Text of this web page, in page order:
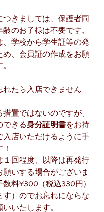
つきましては、保護者同
のお子様は不要です。
、学校から学生証等の発
め、会員証の作成をお願
れたら入店できません
置ではないのですが、
できる身分証明書をお持
入店いただけるように手
１回程度、以降は再発行
願いする場合がございま
数料¥300（税込330円）
す）のでお忘れにならな
いたします。